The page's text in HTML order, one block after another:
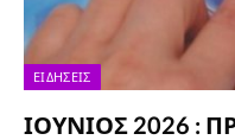
ΕΙΔΉΣΕΙΣ
ΙΟΥΝΙΟΣ 2026 :